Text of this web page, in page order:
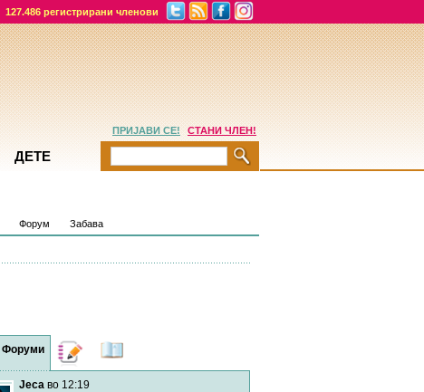
127.486 регистрирани членови
Форум Забава
Форуми Дневници
Jecaво 12:19
ПРИЈАВИ СЕ! СТАНИ ЧЛЕН!
ДЕТЕ